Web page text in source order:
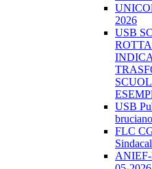
2026
USB
USB
FLC
ANIEF-